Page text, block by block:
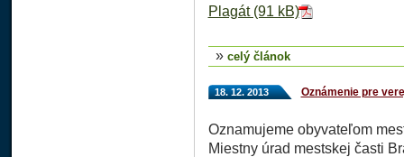
Plagát (91 kB)
» celý článok
18. 12. 2013 Oznámenie pre
Oznamujeme obyvateľom
Miestny úrad mestskej časti